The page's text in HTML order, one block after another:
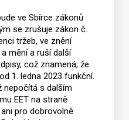
ve Sbírce zákonů
se zrušuje zákon č.
tržeb, ve znění
mění a ruší další
což znamená, že
1. ledna 2023 funkční.
nepočítá s dalším
EET na straně
pro dobrovolně